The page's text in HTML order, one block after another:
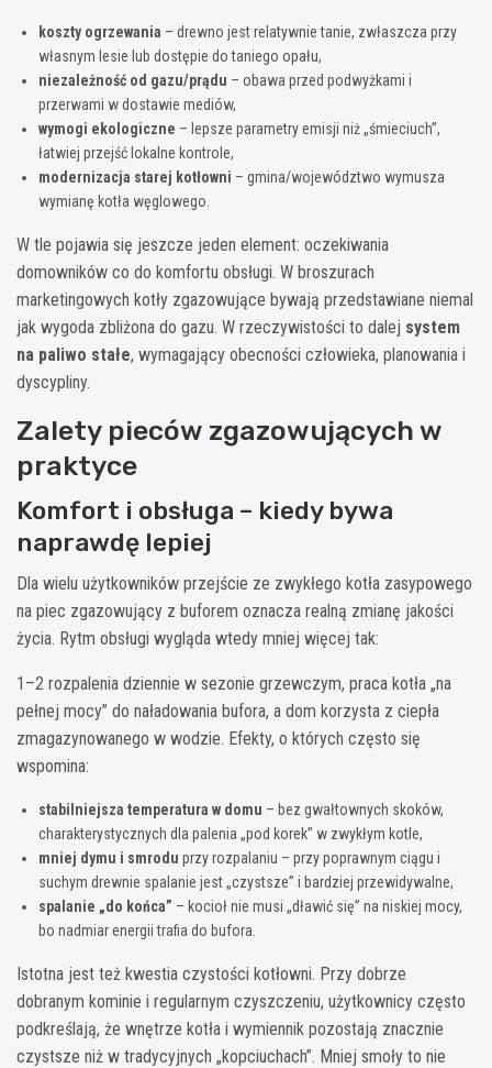
koszty ogrzewania – drewno jest relatywnie tanie, zwłaszcza przy
własnym lesie lub dostępie do taniego opału,
niezależność od gazu/prądu – obawa przed podwyżkami i
przerwami w dostawie mediów,
wymogi ekologiczne – lepsze parametry emisji niż „śmieciuch”,
łatwiej przejść lokalne kontrole,
modernizacja starej kotłowni – gmina/województwo wymusza
wymianę kotła węglowego.
W tle pojawia się jeszcze jeden element: oczekiwania
domowników co do komfortu obsługi. W broszurach
marketingowych kotły zgazowujące bywają przedstawiane niemal
jak wygoda zbliżona do gazu. W rzeczywistości to dalej system
na paliwo stałe, wymagający obecności człowieka, planowania i
dyscypliny.
Zalety pieców zgazowujących w
praktyce
Komfort i obsługa – kiedy bywa
naprawdę lepiej
Dla wielu użytkowników przejście ze zwykłego kotła zasypowego
na piec zgazowujący z buforem oznacza realną zmianę jakości
życia. Rytm obsługi wygląda wtedy mniej więcej tak:
1–2 rozpalenia dziennie w sezonie grzewczym, praca kotła „na
pełnej mocy” do naładowania bufora, a dom korzysta z ciepła
zmagazynowanego w wodzie. Efekty, o których często się
wspomina:
stabilniejsza temperatura w domu – bez gwałtownych skoków,
charakterystycznych dla palenia „pod korek” w zwykłym kotle,
mniej dymu i smrodu przy rozpalaniu – przy poprawnym ciągu i
suchym drewnie spalanie jest „czystsze” i bardziej przewidywalne,
spalanie „do końca” – kocioł nie musi „dławić się” na niskiej mocy,
bo nadmiar energii trafia do bufora.
Istotna jest też kwestia czystości kotłowni. Przy dobrze
dobranym kominie i regularnym czyszczeniu, użytkownicy często
podkreślają, że wnętrze kotła i wymiennik pozostają znacznie
czystsze niż w tradycyjnych „kopciuchach”. Mniej smoły to nie